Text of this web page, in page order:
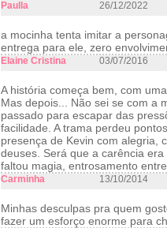
Paulla 26/12/2022
a mocinha tenta imitar a
entrega para ele, zero
Elaine Cristina 03/07/2016
A história começa bem, com
Mas depois... Não sei se com a
passado para escapar das
facilidade. A trama perdeu
presença de Kevin com alegria,
deuses. Será que a carência
faltou magia, entrosamento
Carminha 13/10/2014
Minhas desculpas pra quem
fazer um esforço enorme para